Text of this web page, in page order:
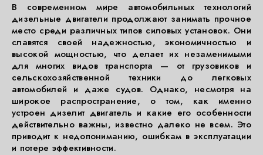
В современном мире автомобильных технологий
дизельные двигатели продолжают занимать прочное
место среди различных типов силовых установок. Они
славятся своей надежностью, экономичностью и
высокой мощностью, что делает их незаменимыми
для многих видов транспорта — от грузовиков и
сельскохозяйственной техники до легковых
автомобилей и даже судов. Однако, несмотря на
широкое распространение, о том, как именно
устроен дизелит двигатель и какие его особенности
действительно важны, известно далеко не всем. Это
приводит к недопониманию, ошибкам в эксплуатации
и потере эффективности.